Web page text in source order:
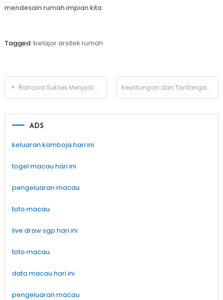
mendesain rumah impian kita.
Tagged belajar arsitek rumah
Post
Rahasia Sukses Menjadi Arsitek Otodidak Keuntungan dan Tantangan Belajar Arsitektur Otodidak
ADS
keluaran kamboja hari ini
togel macau hari ini
pengeluaran macau
toto macau
live draw sgp hari ini
toto macau
data macau hari ini
pengeluaran macau